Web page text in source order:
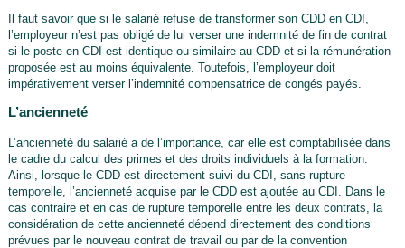
Il faut savoir que si le salarié refuse de transformer son CDD en CDI,
l’employeur n’est pas obligé de lui verser une indemnité de fin de contrat
si le poste en CDI est identique ou similaire au CDD et si la rémunération
proposée est au moins équivalente. Toutefois, l’employeur doit
impérativement verser l’indemnité compensatrice de congés payés.
L’ancienneté
L’ancienneté du salarié a de l’importance, car elle est comptabilisée dans
le cadre du calcul des primes et des droits individuels à la formation.
Ainsi, lorsque le CDD est directement suivi du CDI, sans rupture
temporelle, l’ancienneté acquise par le CDD est ajoutée au CDI. Dans le
cas contraire et en cas de rupture temporelle entre les deux contrats, la
considération de cette ancienneté dépend directement des conditions
prévues par le nouveau contrat de travail ou par de la convention